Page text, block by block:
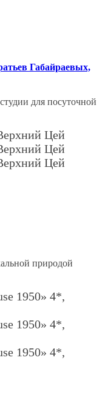
Габайраевых,
для посуточной
природой